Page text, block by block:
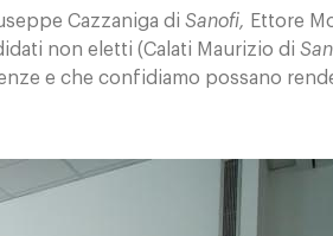
Cazzaniga di Sanofi, Ettore
non eletti (Calati Maurizio di
e che confidiamo possano